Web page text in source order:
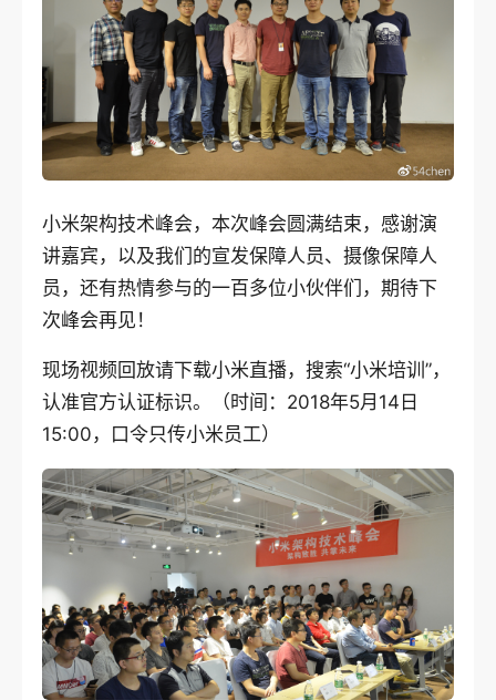
小米架构技术峰会，本次峰会圆满结束，感谢演
讲嘉宾，以及我们的宣发保障人员、摄像保障人
员，还有热情参与的一百多位小伙伴们，期待下
次峰会再见！
现场视频回放请下载小米直播，搜索“小米培训”，
认准官方认证标识。（时间：2018年5月14日
15:00，口令只传小米员工）